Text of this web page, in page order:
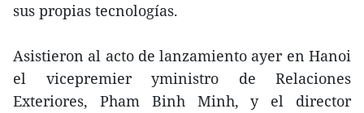
sus propias tecnologías.
Asistieron al acto de lanzamiento ayer en Hanoi
el vicepremier yministro de Relaciones
Exteriores, Pham Binh Minh, y el director